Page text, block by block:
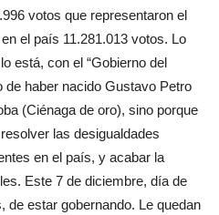
votos que representaron el
el país 11.281.013 votos. Lo
está, con el “Gobierno del
de haber nacido Gustavo Petro
(Ciénaga de oro), sino porque
las desigualdades
en el país, y acabar la
Este 7 de diciembre, día de
de estar gobernando. Le quedan